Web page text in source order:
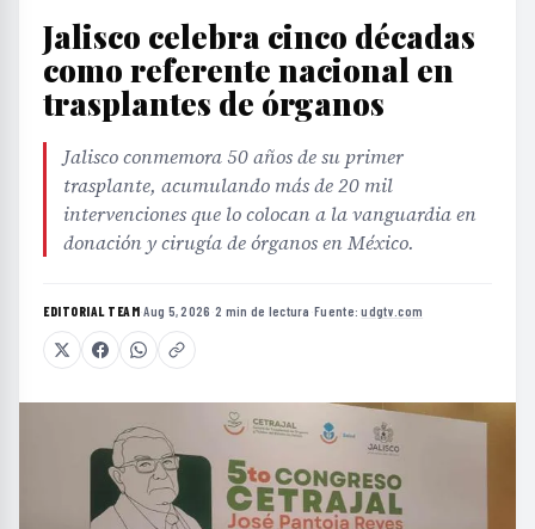
Jalisco celebra cinco décadas
como referente nacional en
trasplantes de órganos
Jalisco conmemora 50 años de su primer
trasplante, acumulando más de 20 mil
intervenciones que lo colocan a la vanguardia en
donación y cirugía de órganos en México.
EDITORIAL TEAM·Aug 5, 2026 ·2 min de lectura ·Fuente:udgtv.com